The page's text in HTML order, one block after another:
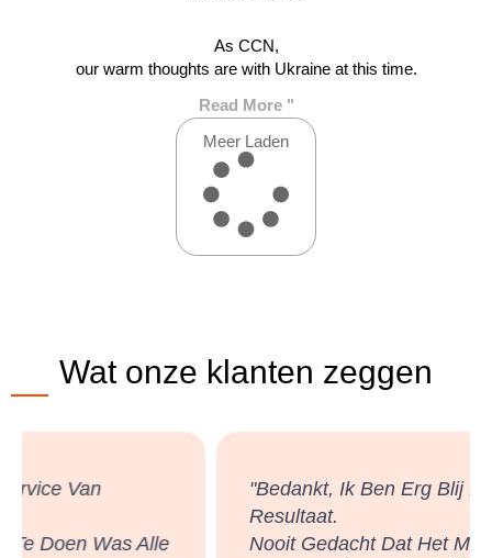
As CCN,
our warm thoughts are with Ukraine at this time.
Read More "
Meer Laden
Wat onze klanten zeggen
"Bedankt, Ik Ben Erg Blij Met Het
Nooit Gedacht Dat Het Mogelijk Zou Zijn